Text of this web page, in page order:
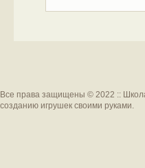
Все права защищены © 2022 :: Школа
созданию игрушек своими руками.